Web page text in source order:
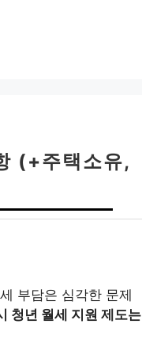
(+주택소유,
부담은 심각한 문제
청년 월세 지원 제도는